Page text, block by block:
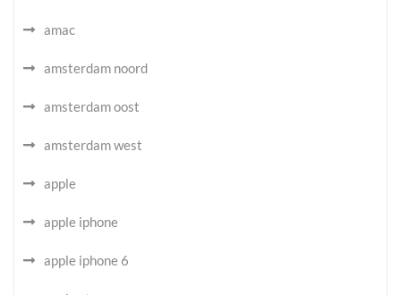
amac
amsterdam noord
amsterdam oost
amsterdam west
apple
apple iphone
apple iphone 6